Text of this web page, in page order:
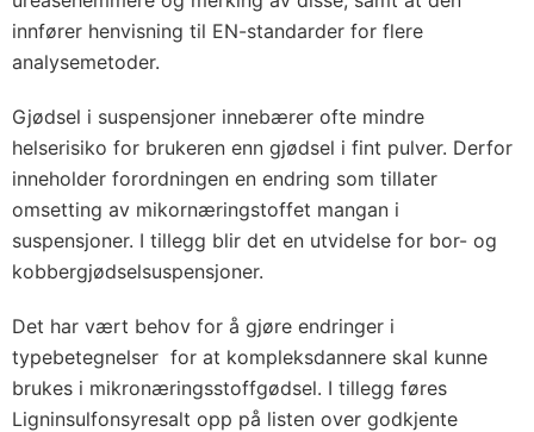
innfører henvisning til EN-standarder for flere
analysemetoder.
Gjødsel i suspensjoner innebærer ofte mindre
helserisiko for brukeren enn gjødsel i fint pulver. Derfor
inneholder forordningen en endring som tillater
omsetting av mikornæringstoffet mangan i
suspensjoner. I tillegg blir det en utvidelse for bor- og
kobbergjødselsuspensjoner.
Det har vært behov for å gjøre endringer i
typebetegnelser for at kompleksdannere skal kunne
brukes i mikronæringsstoffgødsel. I tillegg føres
Ligninsulfonsyresalt opp på listen over godkjente